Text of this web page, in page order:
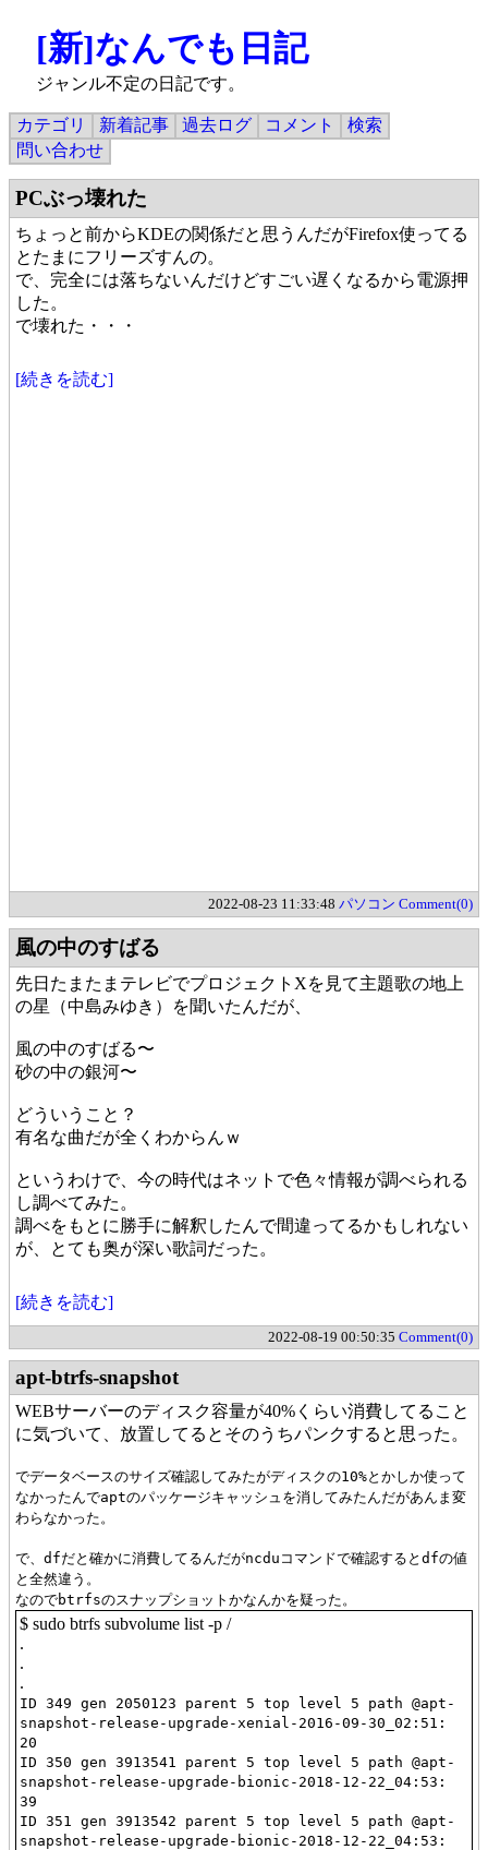
[新]なんでも日記
ジャンル不定の日記です。
カテゴリ 新着記事 過去ログ コメント
検索
問い合わせ
PCぶっ壊れた
ちょっと前からKDEの関係だと思うんだがFirefox使ってる
とたまにフリーズすんの。
で、完全には落ちないんだけどすごい遅くなるから電源押
した。
で壊れた・・・
[続きを読む]
2022-08-23 11:33:48 パソコン Comment(0)
風の中のすばる
先日たまたまテレビでプロジェクトXを見て主題歌の地上
の星（中島みゆき）を聞いたんだが、
風の中のすばる〜
砂の中の銀河〜
どういうこと？
有名な曲だが全くわからんｗ
というわけで、今の時代はネットで色々情報が調べられる
し調べてみた。
調べをもとに勝手に解釈したんで間違ってるかもしれない
が、とても奥が深い歌詞だった。
[続きを読む]
2022-08-19 00:50:35 Comment(0)
apt-btrfs-snapshot
WEBサーバーのディスク容量が40%くらい消費してること
に気づいて、放置してるとそのうちパンクすると思った。
でデータベースのサイズ確認してみたがディスクの10%とかしか使って
なかったんでaptのパッケージキャッシュを消してみたんだがあんま変
わらなかった。
で、dfだと確かに消費してるんだがncduコマンドで確認するとdfの値
と全然違う。
なのでbtrfsのスナップショットかなんかを疑った。
$ sudo btrfs subvolume list -p /
.
.
.
ID 349 gen 2050123 parent 5 top level 5 path @apt-
snapshot-release-upgrade-xenial-2016-09-30_02:51:
20
ID 350 gen 3913541 parent 5 top level 5 path @apt-
snapshot-release-upgrade-bionic-2018-12-22_04:53:
39
ID 351 gen 3913542 parent 5 top level 5 path @apt-
snapshot-release-upgrade-bionic-2018-12-22_04:53: